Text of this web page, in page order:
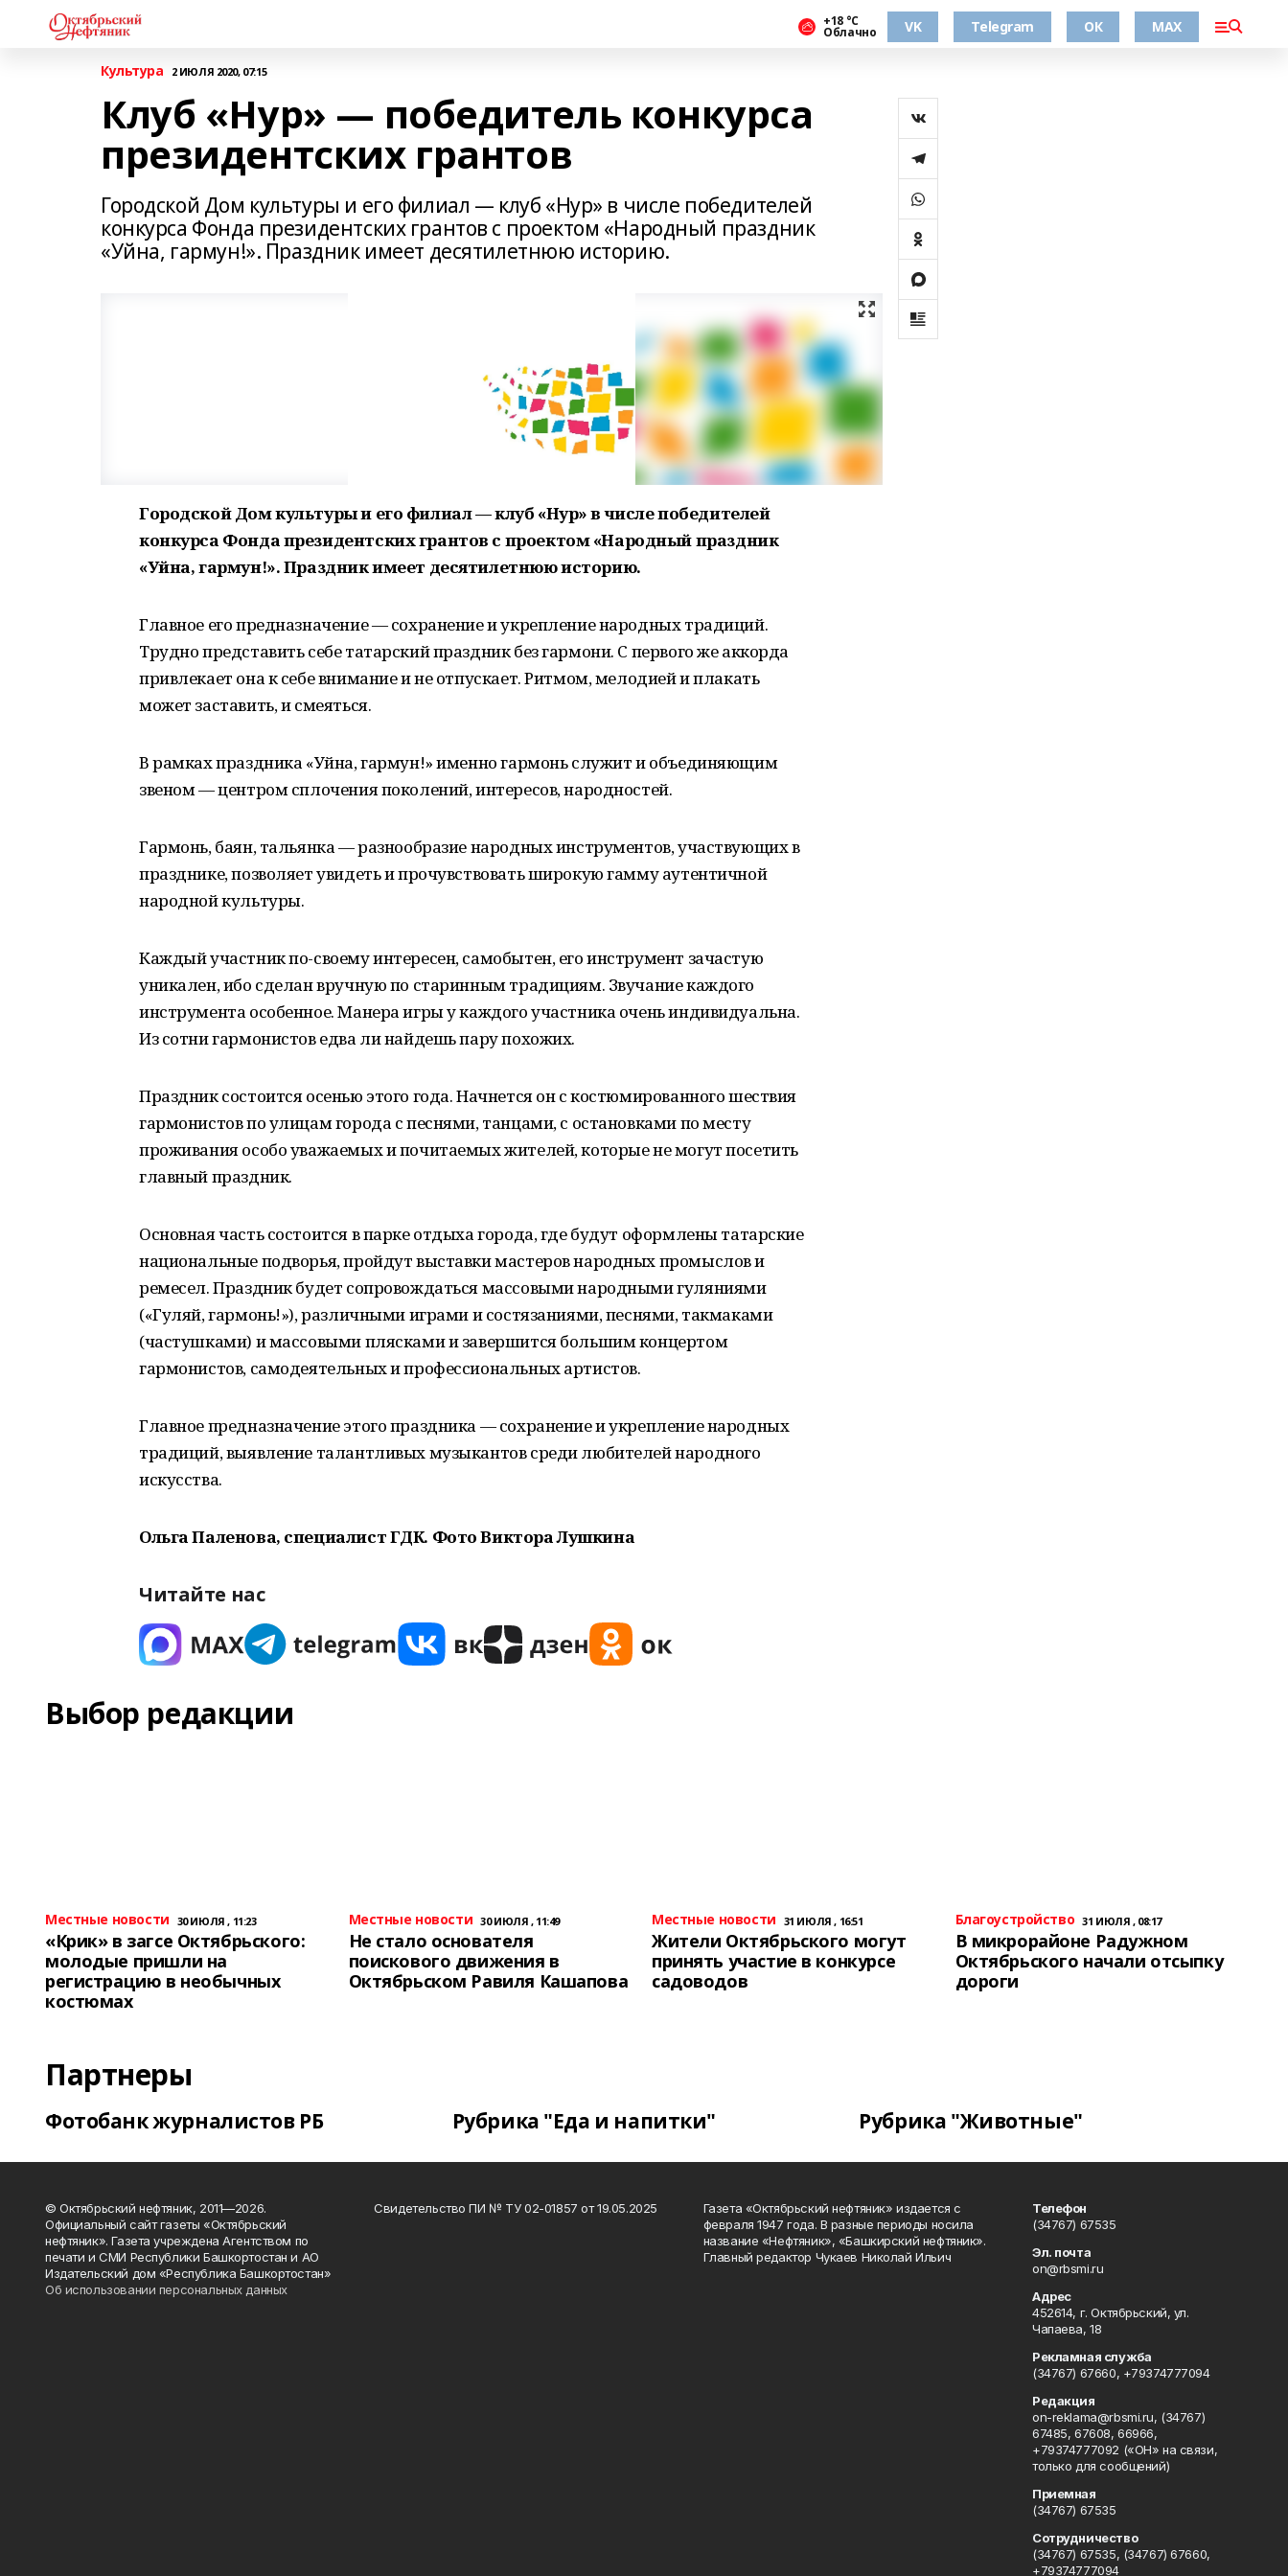
+18 °С
Облачно VK Telegram ОК MAX
Культура 2 ИЮЛЯ 2020, 07:15
Клуб «Нур» — победитель конкурса
президентских грантов
Городской Дом культуры и его филиал — клуб «Нур» в числе победителей
конкурса Фонда президентских грантов с проектом «Народный праздник
«Уйна, гармун!». Праздник имеет десятилетнюю историю.
Городской Дом культуры и его филиал — клуб «Нур» в числе победителей
конкурса Фонда президентских грантов с проектом «Народный праздник
«Уйна, гармун!». Праздник имеет десятилетнюю историю.
Главное его предназначение — сохранение и укрепление народных традиций.
Трудно представить себе татарский праздник без гармони. С первого же аккорда
привлекает она к себе внимание и не отпускает. Ритмом, мелодией и плакать
может заставить, и смеяться.
В рамках праздника «Уйна, гармун!» именно гармонь служит и объединяющим
звеном — центром сплочения поколений, интересов, народностей.
Гармонь, баян, тальянка — разнообразие народных инструментов, участвующих в
празднике, позволяет увидеть и прочувствовать широкую гамму аутентичной
народной культуры.
Каждый участник по-своему интересен, самобытен, его инструмент зачастую
уникален, ибо сделан вручную по старинным традициям. Звучание каждого
инструмента особенное. Манера игры у каждого участника очень индивидуальна.
Из сотни гармонистов едва ли найдешь пару похожих.
Праздник состоится осенью этого года. Начнется он с костюмированного шествия
гармонистов по улицам города с песнями, танцами, с остановками по месту
проживания особо уважаемых и почитаемых жителей, которые не могут посетить
главный праздник.
Основная часть состоится в парке отдыха города, где будут оформлены татарские
национальные подворья, пройдут выставки мастеров народных промыслов и
ремесел. Праздник будет сопровождаться массовыми народными гуляниями
(«Гуляй, гармонь!»), различными играми и состязаниями, песнями, такмаками
(частушками) и массовыми плясками и завершится большим концертом
гармонистов, самодеятельных и профессиональных артистов.
Главное предназначение этого праздника — сохранение и укрепление народных
традиций, выявление талантливых музыкантов среди любителей народного
искусства.
Ольга Паленова, специалист ГДК. Фото Виктора Лушкина
Читайте нас
Выбор редакции
Местные новости 30 ИЮЛЯ , 11:23
«Крик» в загсе Октябрьского:
молодые пришли на
регистрацию в необычных
костюмах
Местные новости 30 ИЮЛЯ , 11:49
Не стало основателя
поискового движения в
Октябрьском Равиля Кашапова
Местные новости 31 ИЮЛЯ , 16:51
Жители Октябрьского могут
принять участие в конкурсе
садоводов
Благоустройство 31 ИЮЛЯ , 08:17
В микрорайоне Радужном
Октябрьского начали отсыпку
дороги
Партнеры
Фотобанк журналистов РБ Рубрика "Еда и напитки" Рубрика "Животные"
© Октябрьский нефтяник, 2011—2026.
Официальный сайт газеты «Октябрьский
нефтяник». Газета учреждена Агентством по
печати и СМИ Республики Башкортостан и АО
Издательский дом «Республика Башкортостан»
Об использовании персональных данных
Свидетельство ПИ № ТУ 02-01857 от 19.05.2025
Газета «Октябрьский нефтяник» издается с
февраля 1947 года. В разные периоды носила
название «Нефтяник», «Башкирский нефтяник».
Главный редактор Чукаев Николай Ильич
Телефон
(34767) 67535
Эл. почта
on@rbsmi.ru
Адрес
452614, г. Октябрьский, ул.
Чапаева, 18
Рекламная служба
(34767) 67660, +79374777094
Редакция
on-reklama@rbsmi.ru, (34767)
67485, 67608, 66966,
+79374777092 («ОН» на связи,
только для сообщений)
Приемная
(34767) 67535
Сотрудничество
(34767) 67535, (34767) 67660,
+79374777094